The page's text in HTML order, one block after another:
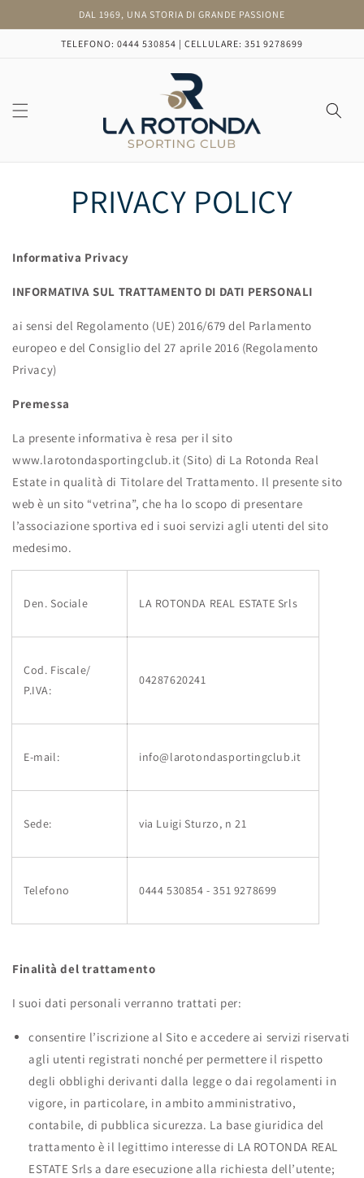
direttamente
ai contenuti
DAL 1969, UNA STORIA DI GRANDE PASSIONE
TELEFONO: 0444 530854 | CELLULARE: 351 9278699
PRIVACY POLICY
Informativa Privacy
INFORMATIVA SUL TRATTAMENTO DI DATI PERSONALI
ai sensi del Regolamento (UE) 2016/679 del Parlamento
europeo e del Consiglio del 27 aprile 2016 (Regolamento
Privacy)
Premessa
La presente informativa è resa per il sito
www.larotondasportingclub.it (Sito) di La Rotonda Real
Estate in qualità di Titolare del Trattamento. Il presente sito
web è un sito “vetrina”, che ha lo scopo di presentare
l’associazione sportiva ed i suoi servizi agli utenti del sito
medesimo.
Den. Sociale LA ROTONDA REAL ESTATE Srls
Cod. Fiscale/
P.IVA:
04287620241
E-mail: info@larotondasportingclub.it
Sede: via Luigi Sturzo, n 21
Telefono 0444 530854 - 351 9278699
Finalità del trattamento
I suoi dati personali verranno trattati per:
consentire l’iscrizione al Sito e accedere ai servizi riservati
agli utenti registrati nonché per permettere il rispetto
degli obblighi derivanti dalla legge o dai regolamenti in
vigore, in particolare, in ambito amministrativo,
contabile, di pubblica sicurezza. La base giuridica del
trattamento è il legittimo interesse di LA ROTONDA REAL
ESTATE Srls a dare esecuzione alla richiesta dell’utente;